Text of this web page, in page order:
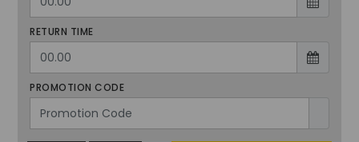
RETURN TIME
PROMOTION CODE